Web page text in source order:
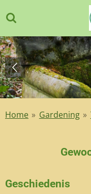
direct
naar
de
hoofdinhoud
Home » Gardening »
Geschiedenis